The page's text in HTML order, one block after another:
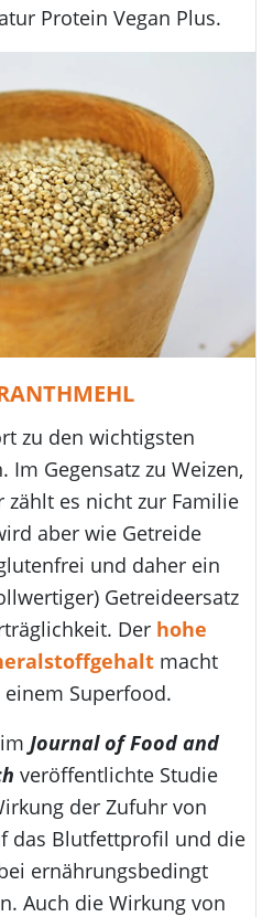
Protein Vegan Plus.
zu den wichtigsten
Im Gegensatz zu Weizen,
zählt es nicht zur Familie
aber wie Getreide
und daher ein
Getreideersatz
Der hohe
macht
Superfood.
Journal of Food and
veröffentlichte Studie
der Zufuhr von
das Blutfettprofil und die
ernährungsbedingt
Auch die Wirkung von